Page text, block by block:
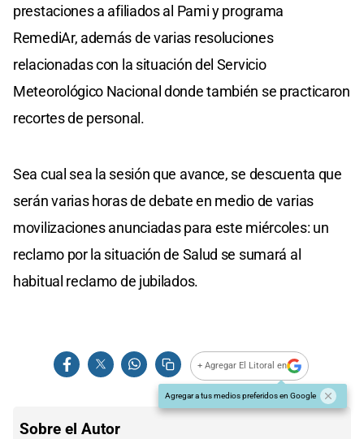
prestaciones a afiliados al Pami y programa
RemediAr, además de varias resoluciones
relacionadas con la situación del Servicio
Meteorológico Nacional donde también se practicaron
recortes de personal.
Sea cual sea la sesión que avance, se descuenta que
serán varias horas de debate en medio de varias
movilizaciones anunciadas para este miércoles: un
reclamo por la situación de Salud se sumará al
habitual reclamo de jubilados.
+ Agregar El Litoral en
Agregar a tus medios preferidos en Google
Sobre el Autor